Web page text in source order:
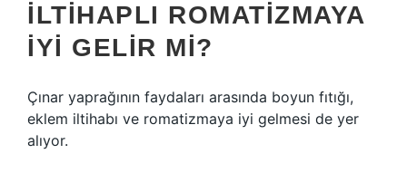
ILTIHAPLI ROMATIZMAYA
IYI GELIR MI?
Çınar yaprağının faydaları arasında boyun fıtığı,
eklem iltihabı ve romatizmaya iyi gelmesi de yer
alıyor.